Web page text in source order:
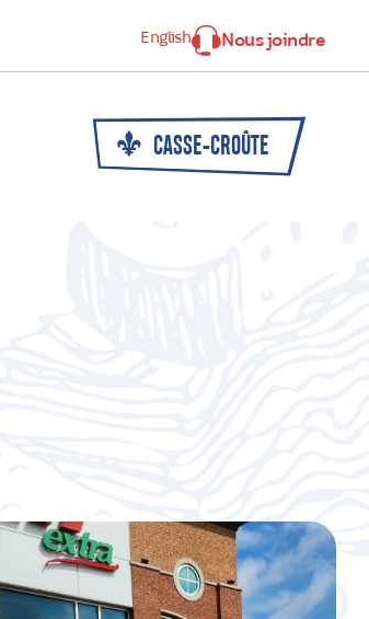
English Nous joindre
CASSE-CROÛTE